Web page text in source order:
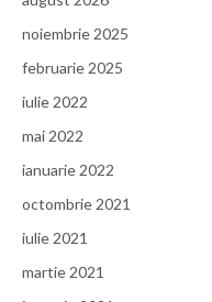
noiembrie 2025
februarie 2025
iulie 2022
mai 2022
ianuarie 2022
octombrie 2021
iulie 2021
martie 2021